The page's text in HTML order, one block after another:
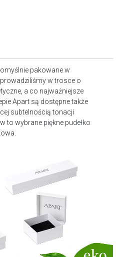
pakowane w
w trosce o
a co najważniejsze
Apart są dostępne także
subtelnością tonacji
to wybrane piękne pudełko